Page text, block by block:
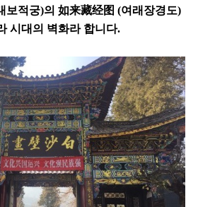
보적궁)의 如来藏经图 (여래장경도)
시대의 벽화라 합니다.